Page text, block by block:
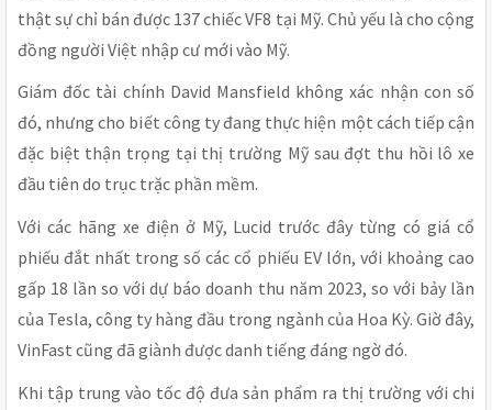
thật sự chỉ bán được 137 chiếc VF8 tại Mỹ. Chủ yếu là cho cộng
đồng người Việt nhập cư mới vào Mỹ.
Giám đốc tài chính David Mansfield không xác nhận con số
đó, nhưng cho biết công ty đang thực hiện một cách tiếp cận
đặc biệt thận trọng tại thị trường Mỹ sau đợt thu hồi lô xe
đầu tiên do trục trặc phần mềm.
Với các hãng xe điện ở Mỹ, Lucid trước đây từng có giá cổ
phiếu đắt nhất trong số các cổ phiếu EV lớn, với khoảng cao
gấp 18 lần so với dự báo doanh thu năm 2023, so với bảy lần
của Tesla, công ty hàng đầu trong ngành của Hoa Kỳ. Giờ đây,
VinFast cũng đã giành được danh tiếng đáng ngờ đó.
Khi tập trung vào tốc độ đưa sản phẩm ra thị trường với chi